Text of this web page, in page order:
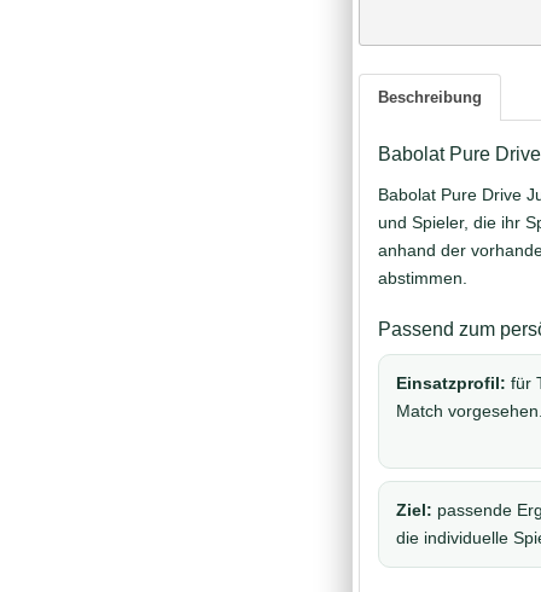
Beschreibung
Babolat Pure
Babolat Pure Drive
und Spieler, die ihr
anhand der
abstimmen.
Passend zum
Einsatzprofil: für
Match vorgesehen.
Ziel: passende
die individuelle